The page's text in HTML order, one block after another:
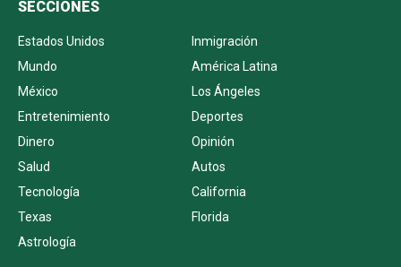
SECCIONES
Estados Unidos
Inmigración
Mundo
América Latina
México
Los Ángeles
Entretenimiento
Deportes
Dinero
Opinión
Salud
Autos
Tecnología
California
Texas
Florida
Astrología